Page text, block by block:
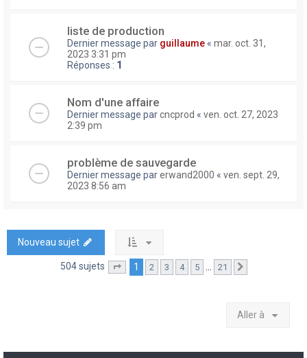
liste de production
Dernier message par guillaume « mar. oct. 31,
2023 3:31 pm
Réponses : 1
Nom d'une affaire
Dernier message parcncprod « ven. oct. 27, 2023
2:39 pm
problème de sauvegarde
Dernier message parerwand2000 « ven. sept. 29,
2023 8:56 am
Nouveau sujet
504 sujets Page sur21
1 2 3 4 5 … 21
Aller à